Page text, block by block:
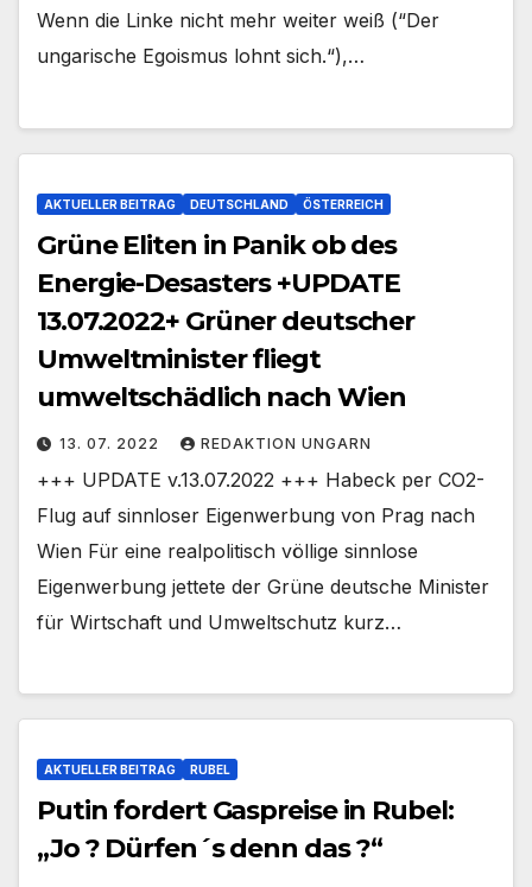
Wenn die Linke nicht mehr weiter weiß (“Der
ungarische Egoismus lohnt sich.“),…
AKTUELLER BEITRAG DEUTSCHLAND ÖSTERREICH
Grüne Eliten in Panik ob des
Energie-Desasters +UPDATE
13.07.2022+ Grüner deutscher
Umweltminister fliegt
umweltschädlich nach Wien
13. 07. 2022 REDAKTION UNGARN
+++ UPDATE v.13.07.2022 +++ Habeck per CO2-
Flug auf sinnloser Eigenwerbung von Prag nach
Wien Für eine realpolitisch völlige sinnlose
Eigenwerbung jettete der Grüne deutsche Minister
für Wirtschaft und Umweltschutz kurz…
AKTUELLER BEITRAG RUBEL
Putin fordert Gaspreise in Rubel:
„Jo ? Dürfen´s denn das ?“